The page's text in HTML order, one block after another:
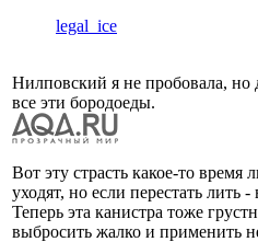
legal_ice
Нилповский я не пробовала,
все эти бородоеды.
Вот эту страсть какое-то время
уходят, но если перестать лить
Теперь эта канистра тоже
выбросить жалко и применить